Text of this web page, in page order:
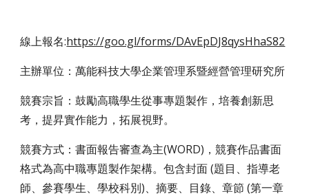
線上報名:https://goo.gl/forms/DAvEpDJ8qysHhaS82
主辦單位：萬能科技大學企業管理系暨經營管理研究所
競賽宗旨：鼓勵高職學生從事專題製作，培養創新思
考，提昇實作能力，拓展視野。
競賽方式：書面報告審查為主(WORD)，競賽作品書面
格式為高中職專題製作架構。包含封面 (題目、指導老
師、參賽學生、學校科別)、摘要、目錄、章節 (第一章